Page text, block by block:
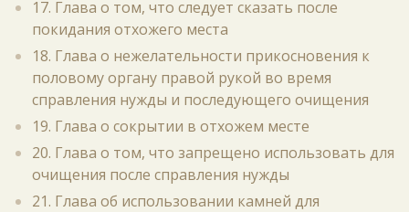
17. Глава о том, что следует сказать после
покидания отхожего места
18. Глава о нежелательности прикосновения к
половому органу правой рукой во время
справления нужды и последующего очищения
19. Глава о сокрытии в отхожем месте
20. Глава о том, что запрещено использовать для
очищения после справления нужды
21. Глава об использовании камней для